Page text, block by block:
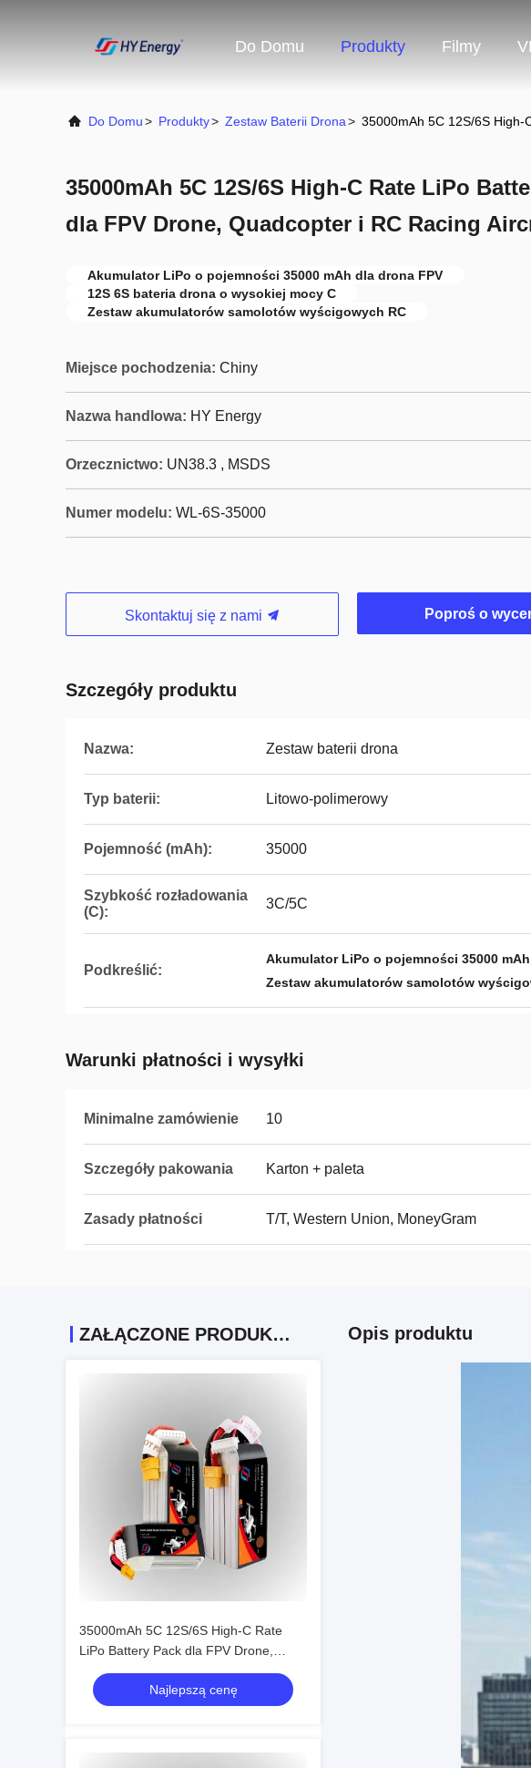
Do Domu Produkty Filmy
Do Domu> Produkty> Zestaw Baterii Drona> 35000mAh 5C 12S/6S High-
35000mAh 5C 12S/6S High-C Rate LiPo
dla FPV Drone, Quadcopter i RC Racing
Akumulator LiPo o pojemności 35000 mAh dla drona FPV
12S 6S bateria drona o wysokiej mocy C
Zestaw akumulatorów samolotów wyścigowych RC
Miejsce pochodzenia: Chiny
Nazwa handlowa: HY Energy
Orzecznictwo: UN38.3 , MSDS
Numer modelu: WL-6S-35000
Skontaktuj się z nami Poproś o
Szczegóły produktu
Nazwa: Zestaw baterii drona
Typ baterii: Litowo-polimerowy
Pojemność (mAh): 35000
Szybkość rozładowania
(C):
3C/5C
Podkreślić:
Akumulator LiPo o pojemności 35000
Zestaw akumulatorów samolotów
Warunki płatności i wysyłki
Minimalne zamówienie 10
Szczegóły pakowania Karton + paleta
Zasady płatności T/T, Western Union, MoneyGram
ZAŁĄCZONE PRODUKTY
35000mAh 5C 12S/6S High-C Rate
LiPo Battery Pack dla FPV Drone,
Quadcopter i RC Racing Aircraft
Najlepszą cenę
Opis produktu